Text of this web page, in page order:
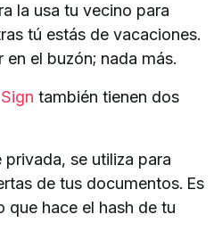
la usa tu vecino para
tú estás de vacaciones.
el buzón; nada más.
también tienen dos
se utiliza para
de tus documentos. Es
que hace el hash de tu